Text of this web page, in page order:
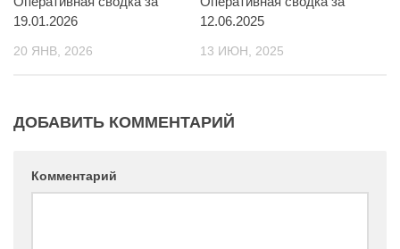
19.01.2026
20 ЯНВ, 2026
12.06.2025
13 ИЮН, 2025
ДОБАВИТЬ КОММЕНТАРИЙ
Комментарий